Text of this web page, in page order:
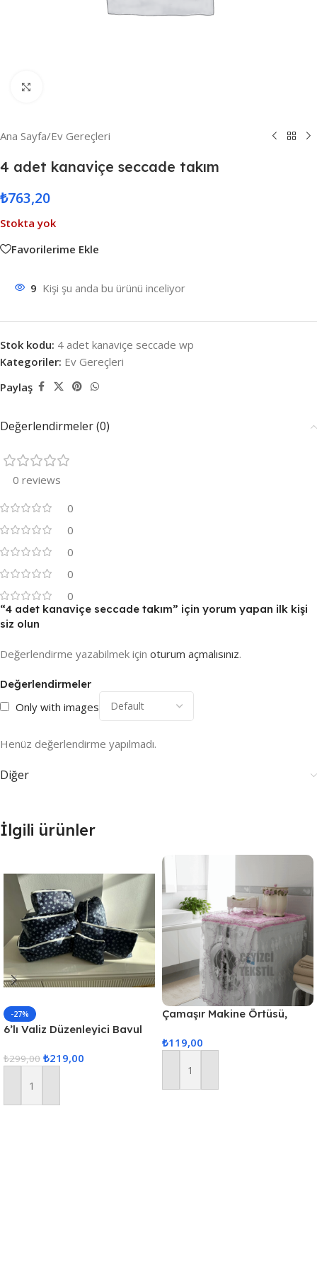
Ana Sayfa/Ev Gereçleri
4 adet kanaviçe seccade takım
₺763,20
Stokta yok
Favorilerime Ekle
9 Kişi şu anda bu ürünü inceliyor
Stok kodu: 4 adet kanaviçe seccade wp
Kategoriler: Ev Gereçleri
Paylaş
Değerlendirmeler (0)
0 reviews
0
0
0
0
0
Değerlendirmeler
Only with images
Henüz değerlendirme yapılmadı.
“4 adet kanaviçe seccade takım” için yorum yapan ilk kişi
siz olun
Değerlendirme yazabilmek için oturum açmalısınız.
Diğer
İlgili ürünler
-27%
6’lı Valiz Düzenleyici Bavul
Hurcu
₺299,00 ₺219,00
Sepete Ekle
Çamaşır Makine Örtüsü,
Pembe
₺119,00
Sepete Ekle